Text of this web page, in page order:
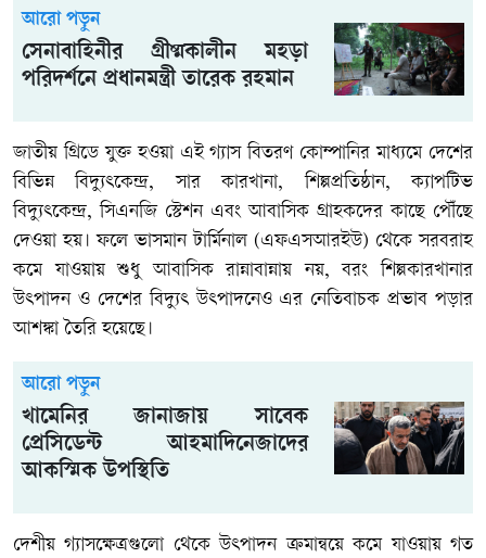
আরো পড়ুন
সেনাবাহিনীর গ্রীষ্মকালীন মহড়া
পরিদর্শনে প্রধানমন্ত্রী তারেক রহমান
জাতীয় গ্রিডে যুক্ত হওয়া এই গ্যাস বিতরণ কোম্পানির মাধ্যমে দেশের
বিভিন্ন বিদ্যুৎকেন্দ্র, সার কারখানা, শিল্পপ্রতিষ্ঠান, ক্যাপটিভ
বিদ্যুৎকেন্দ্র, সিএনজি স্টেশন এবং আবাসিক গ্রাহকদের কাছে পৌঁছে
দেওয়া হয়। ফলে ভাসমান টার্মিনাল (এফএসআরইউ) থেকে সরবরাহ
কমে যাওয়ায় শুধু আবাসিক রান্নাবান্নায় নয়, বরং শিল্পকারখানার
উৎপাদন ও দেশের বিদ্যুৎ উৎপাদনেও এর নেতিবাচক প্রভাব পড়ার
আশঙ্কা তৈরি হয়েছে।
আরো পড়ুন
খামেনির জানাজায় সাবেক
প্রেসিডেন্ট আহমাদিনেজাদের
আকস্মিক উপস্থিতি
দেশীয় গ্যাসক্ষেত্রগুলো থেকে উৎপাদন ক্রমান্বয়ে কমে যাওয়ায় গত